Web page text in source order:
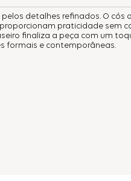
detalhes refinados. O cós
praticidade sem
finaliza a peça com um
formais e contemporâneas.